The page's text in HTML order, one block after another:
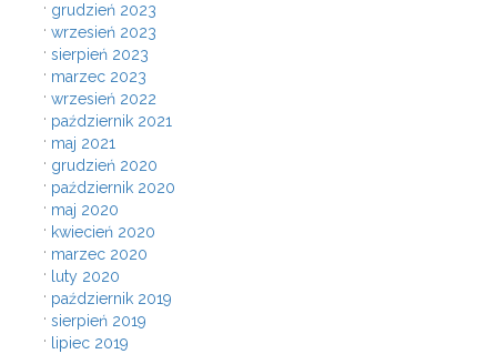
grudzień 2023
wrzesień 2023
sierpień 2023
marzec 2023
wrzesień 2022
październik 2021
maj 2021
grudzień 2020
październik 2020
maj 2020
kwiecień 2020
marzec 2020
luty 2020
październik 2019
sierpień 2019
lipiec 2019